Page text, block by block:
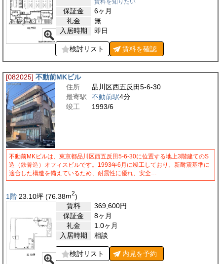
賃料を知りたい
保証金
6ヶ月
礼金
無
入居時期
即日
検討リスト 賃料を確認
[082025] 不動前MKビル
住所
品川区西五反田5-6-30
最寄駅
不動前駅4分
竣工
1993/6
不動前MKビルは、東京都品川区西五反田5-6-30に位置する地上3階建てのS
造（鉄骨造）オフィスビルです。1993年6月に竣工しており、新耐震基準に
適合した構造を備えているため、耐震性に優れ、安全…
1階 23.10坪 (76.38m2)
賃料
369,600円
保証金
8ヶ月
礼金
1.0ヶ月
入居時期
相談
検討リスト 内見を予約